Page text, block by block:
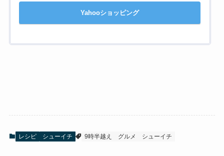
Yahooショッピング
レシピ シューイチ 9時半越え グルメ シューイチ